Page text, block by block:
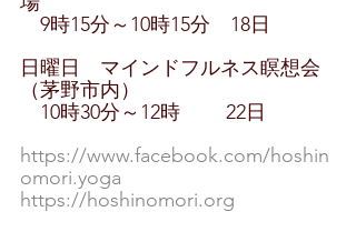
9時15分～10時15分　18日
日曜日　マインドフルネス瞑想会
（茅野市内）
10時30分～12時　　 22日
https://www.facebook.com/hoshin
omori.yoga
https://hoshinomori.org